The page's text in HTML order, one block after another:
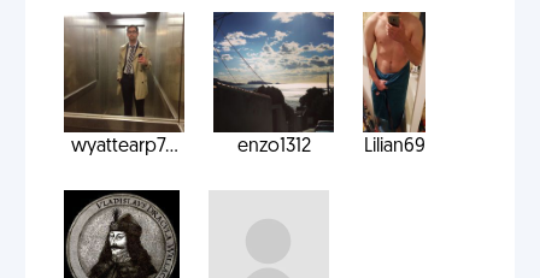
wyattearp7... enzo1312 Lilian69